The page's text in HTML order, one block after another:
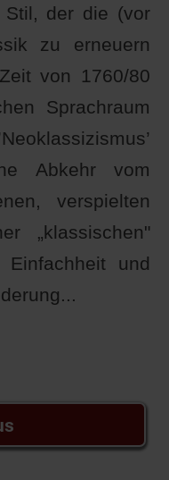
Stil, der die (vor
zu erneuern
von 1760/80
Sprachraum
Abkehr vom
verspielten
„klassischen"
und